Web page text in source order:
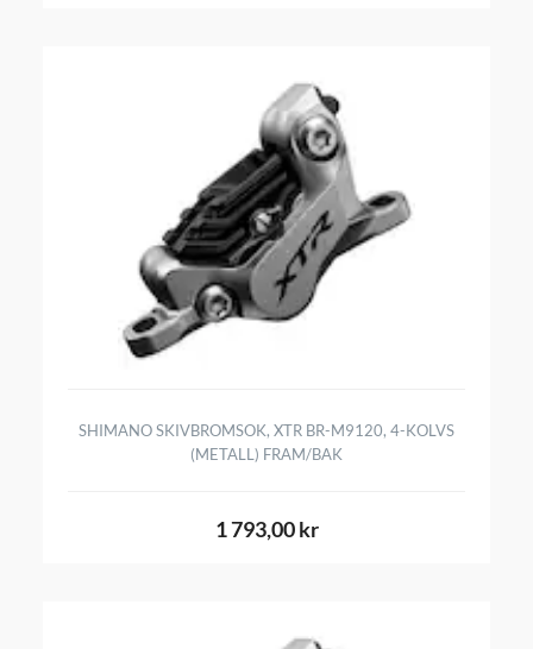
SHIMANO SKIVBROMSOK, XTR BR-M9120, 4-KOLVS
(METALL) FRAM/BAK
1 793,00 kr